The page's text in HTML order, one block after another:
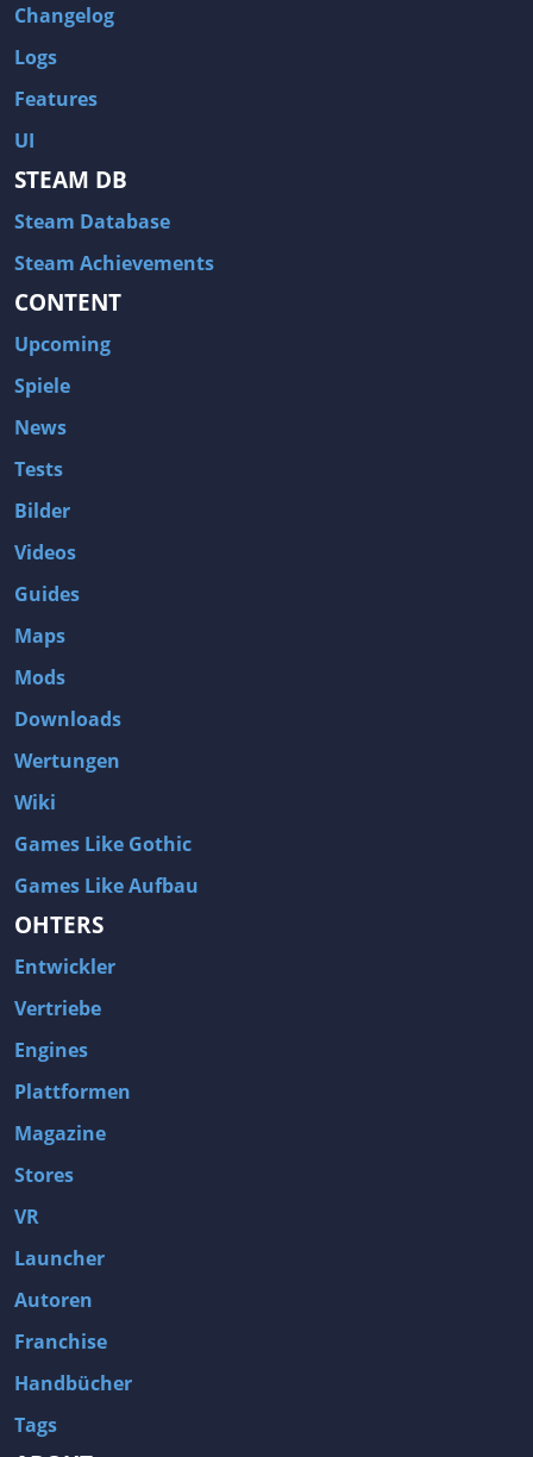
Changelog
Logs
Features
UI
STEAM DB
Steam Database
Steam Achievements
CONTENT
Upcoming
Spiele
News
Tests
Bilder
Videos
Guides
Maps
Mods
Downloads
Wertungen
Wiki
Games Like Gothic
Games Like Aufbau
OHTERS
Entwickler
Vertriebe
Engines
Plattformen
Magazine
Stores
VR
Launcher
Autoren
Franchise
Handbücher
Tags